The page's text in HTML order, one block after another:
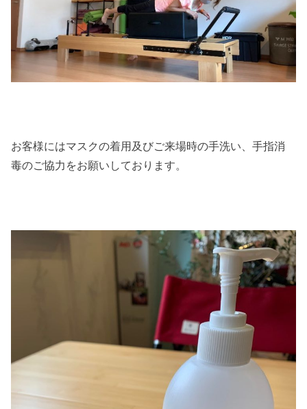
お客様にはマスクの着用及びご来場時の手洗い、手指消
毒のご協力をお願いしております。